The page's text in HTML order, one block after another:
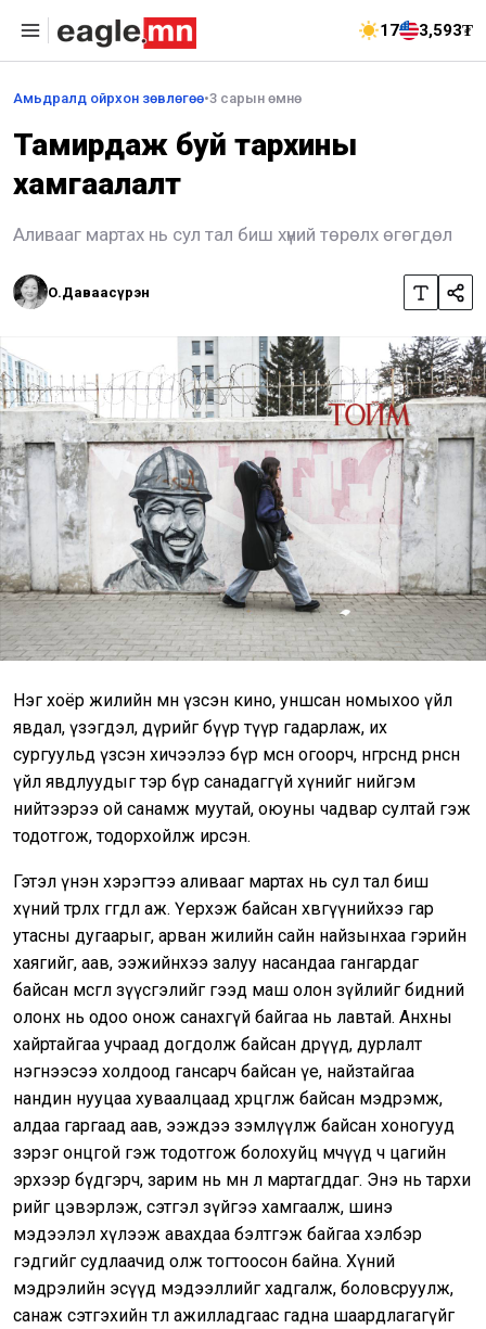
17 3,593₮
Амьдралд ойрхон зөвлөгөө•3 сарын өмнө
Тамирдаж буй тархины
хамгаалалт
Аливааг мартах нь сул тал биш хүний төрөлх өгөгдөл
О.Даваасүрэн
Нэг хоёр жилийн өмнө үзсэн кино, уншсан номыхоо үйл
явдал, үзэгдэл, дүрийг бүүр түүр гадарлаж, их
сургуульд үзсэн хичээлээ бүр мөсөн огоорч, өнгөрсөнд өрнөсөн
үйл явдлуудыг тэр бүр санадаггүй хүнийг нийгэм
нийтээрээ ой санамж муутай, оюуны чадвар султай гэж
тодотгож, тодорхойлж ирсэн.
Гэтэл үнэн хэрэгтээ аливааг мартах нь сул тал биш
хүний төрөлх өгөгдөл аж. Үерхэж байсан хөвгүүнийхээ гар
утасны дугаарыг, арван жилийн сайн найзынхаа гэрийн
хаягийг, аав, ээжийнхээ залуу насандаа гангардаг
байсан өмсгөл зүүсгэлийг гээд маш олон зүйлийг бидний
олонх нь одоо онож санахгүй байгаа нь лавтай. Анхны
хайртайгаа учраад догдолж байсан өдрүүд, дурлалт
нэгнээсээ холдоод гансарч байсан үе, найзтайгаа
нандин нууцаа хуваалцаад хөөрцөглөж байсан мэдрэмж,
алдаа гаргаад аав, ээждээ зэмлүүлж байсан хоногууд
зэрэг онцгой гэж тодотгож болохуйц мөчүүд ч цагийн
эрхээр бүдгэрч, зарим нь мөн л мартагддаг. Энэ нь тархи
өөрийгөө цэвэрлэж, сэтгэл зүйгээ хамгаалж, шинэ
мэдээлэл хүлээж авахдаа бэлтгэж байгаа хэлбэр
гэдгийг судлаачид олж тогтоосон байна. Хүний
мэдрэлийн эсүүд мэдээллийг хадгалж, боловсруулж,
санаж сэтгэхийн төлөө ажилладгаас гадна шаардлагагүйг